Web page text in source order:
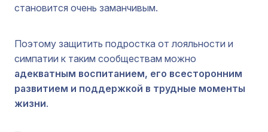
становится очень заманчивым.
Поэтому защитить подростка от лояльности и
симпатии к таким сообществам можно
адекватным воспитанием, его всесторонним
развитием и поддержкой в трудные моменты
жизни.